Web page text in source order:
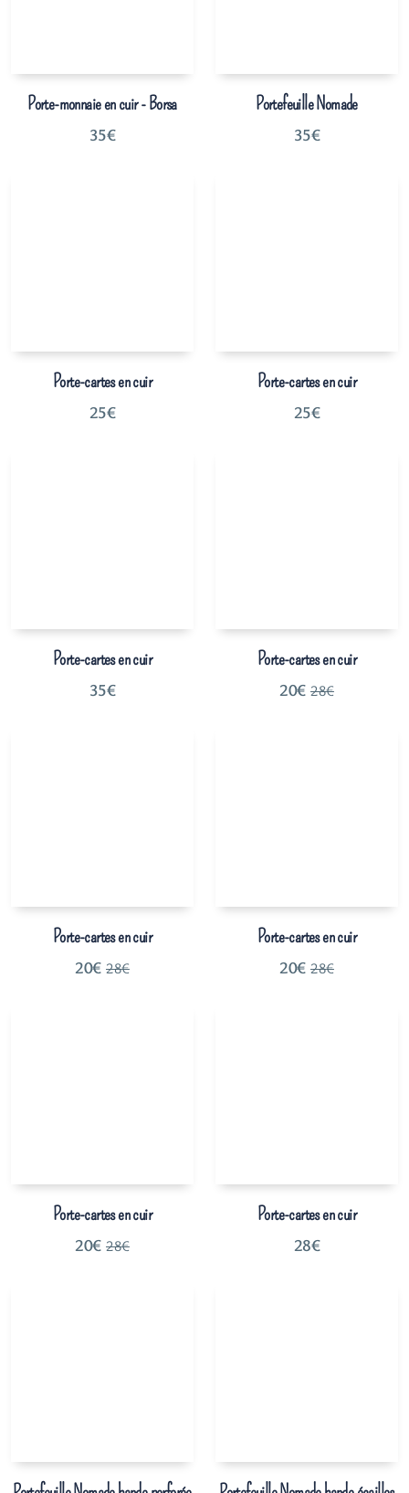
Porte-monnaie en cuir - Borsa
35€
Portefeuille Nomade
35€
Porte-cartes en cuir
25€
Porte-cartes en cuir
25€
Porte-cartes en cuir
35€
Porte-cartes en cuir
20€ 28€
Porte-cartes en cuir
20€ 28€
Porte-cartes en cuir
20€ 28€
Porte-cartes en cuir
20€ 28€
Porte-cartes en cuir
28€